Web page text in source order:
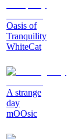
Oasis of
Tranquility
WhiteCat
A strange
day
mOOsic